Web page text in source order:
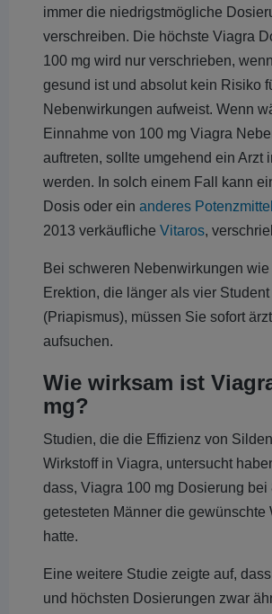
immer die niedrigstmögliche
verschreiben. Die höchste Viagra
100 mg wird nur verschrieben,
gesund ist und absolut kein Risiko
Nebenwirkungen aufweist. Wenn
Einnahme von 100 mg Viagra
auftreten, sollte umgehend ein Arzt
werden. In solch einem Fall kann
Dosis oder ein anderes Potenzmittel
2013 verkäufliche Vitaros,
Bei schweren Nebenwirkungen
Erektion, die länger als vier
(Priapismus), müssen Sie sofort
aufsuchen.
Wie wirksam ist
mg?
Studien, die die Effizienz von
Wirkstoff in Viagra, untersucht
dass, Viagra 100 mg Dosierung bei
getesteten Männer die gewünschte
hatte.
Eine weitere Studie zeigte auf,
und höchsten Dosierungen zwar